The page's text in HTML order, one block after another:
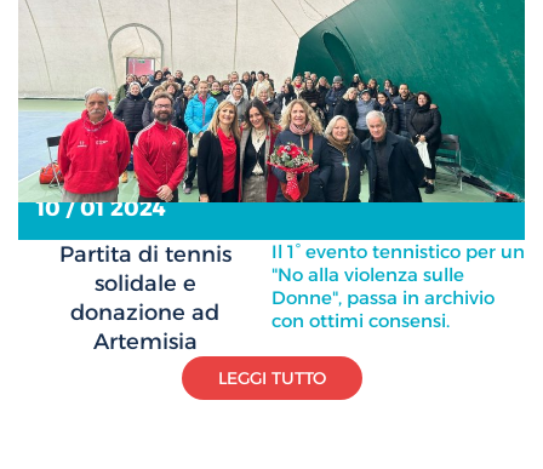
Partita di tennis
solidale e
donazione ad
Artemisia
Il 1° evento tennistico per un
"No alla violenza sulle
Donne", passa in archivio
con ottimi consensi.
10 / 01 2024
LEGGI TUTTO